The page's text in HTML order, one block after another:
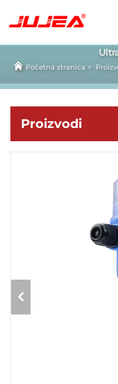
Početna stranica >
Proizvodi